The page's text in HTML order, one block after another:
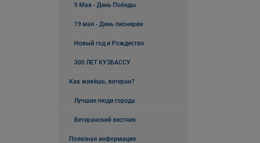
9 Мая - День Победы
19 мая - День пионерии
Новый год и Рождество
300 ЛЕТ КУЗБАССУ
Как живёшь, ветеран?
Лучшие люди города
Ветеранский вестник
Полезная информация